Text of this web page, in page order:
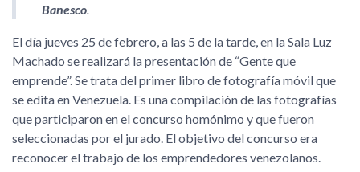
Banesco
El día jueves 25 de febrero, a las 5 de la tarde, en la Sala Luz
Machado se realizará la presentación de Gente que
emprende . Se trata del primer libro de fotografía móvil que
se edita en Venezuela. Es una compilación de las fotografías
que participaron en el concurso homónimo y que fueron
seleccionadas por el jurado. El objetivo del concurso era
reconocer el trabajo de los emprendedores venezolanos.